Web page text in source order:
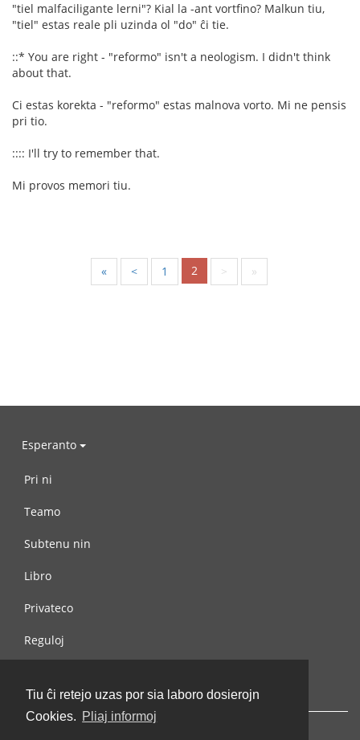
Tiu ĉi retejo uzas por sia laboro dosierojn
Cookies. Pliaj informoj
"tiel malfaciligante lerni"? Kial la -ant vortfino? Malkun tiu,
"tiel" estas reale pli uzinda ol "do" ĉi tie.
::* You are right - "reformo" isn't a neologism. I didn't think
about that.
Ci estas korekta - "reformo" estas malnova vorto. Mi ne pensis
pri tio.
:::: I'll try to remember that.
Mi provos memori tiu.
« < 1 2 > »
Esperanto
Pri ni
Teamo
Subtenu nin
Libro
Privateco
Reguloj